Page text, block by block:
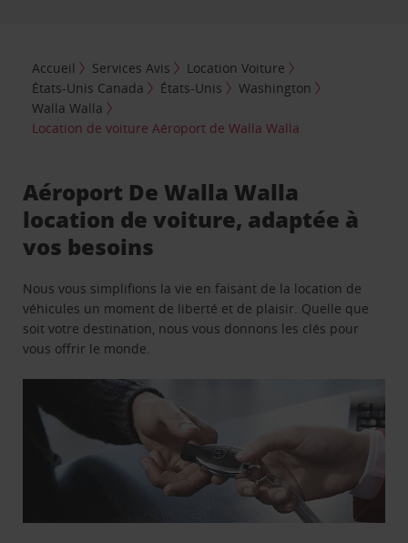
Accueil Services Avis
Location Voiture
États-Unis Canada
États-Unis
Washington
Walla Walla
Location de voiture Aéroport de Walla Walla
Aéroport De Walla Walla
location de voiture, adaptée à
vos besoins
Nous vous simplifions la vie en faisant de la location de
véhicules un moment de liberté et de plaisir. Quelle que
soit votre destination, nous vous donnons les clés pour
vous offrir le monde.